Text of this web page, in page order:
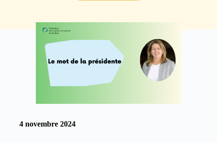
4 novembre 2024